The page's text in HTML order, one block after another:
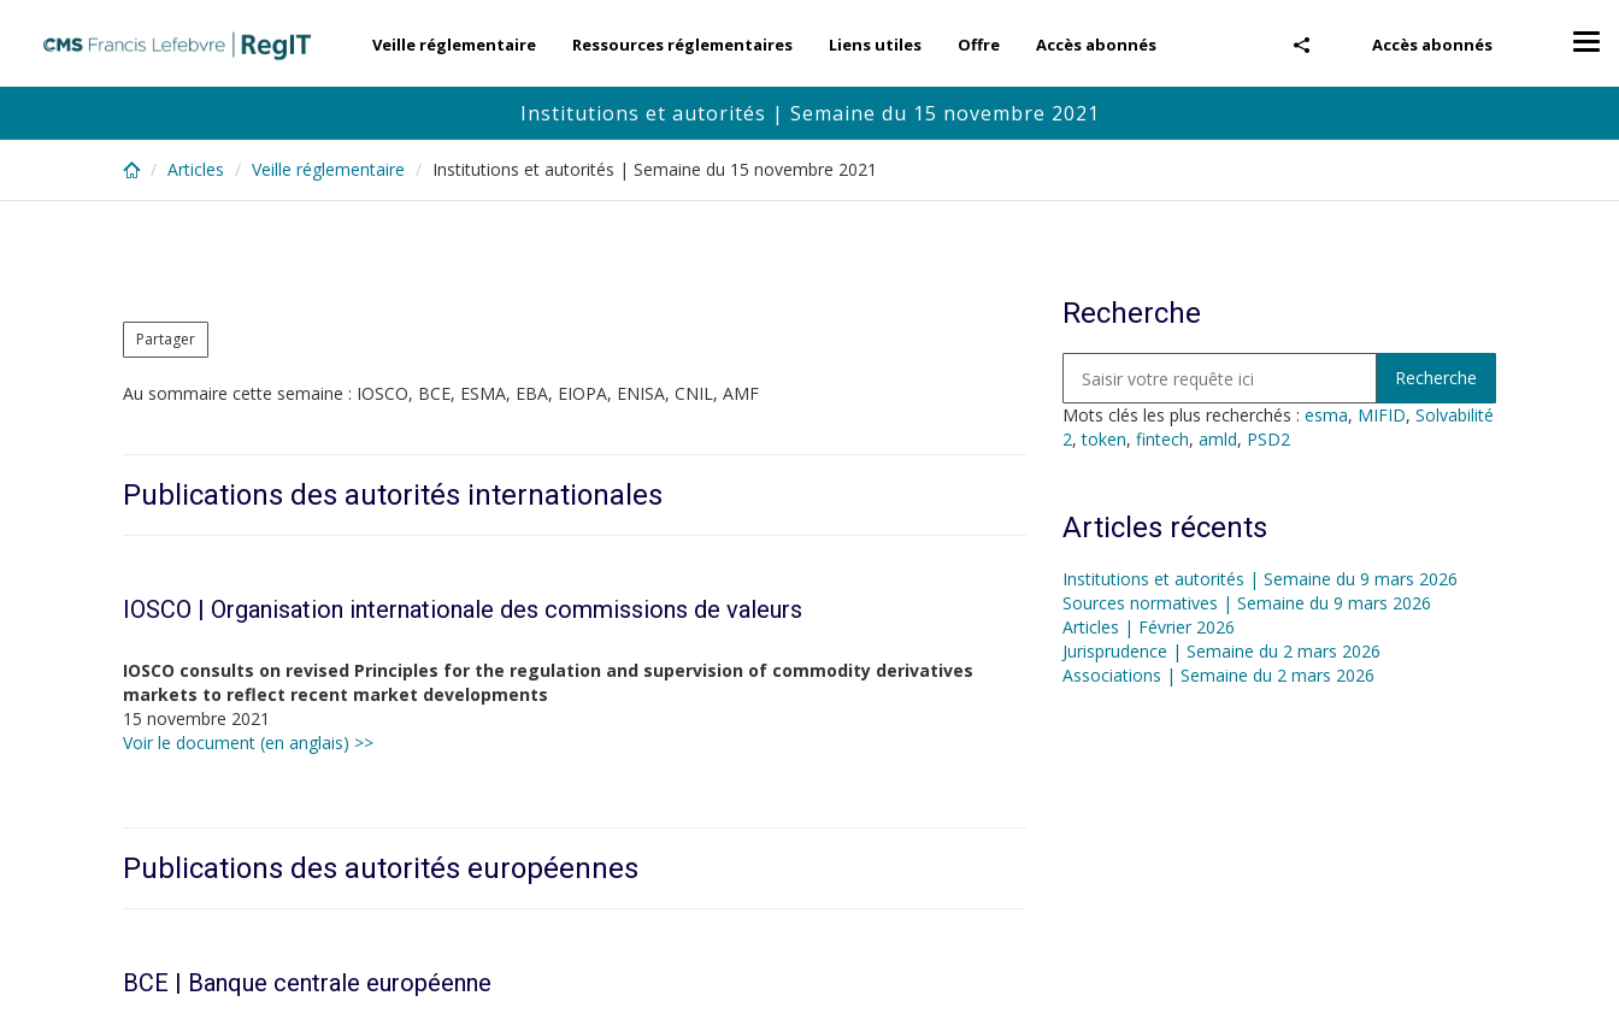
content
Accès abonnés
Veille réglementaire Ressources réglementaires Liens utiles Offre Accès abonnés
Institutions et autorités | Semaine du 15 novembre 2021
Articles Veille réglementaire Institutions et autorités | Semaine du 15 novembre 2021
Partager
Au sommaire cette semaine : IOSCO, BCE, ESMA, EBA, EIOPA, ENISA, CNIL, AMF
Publications des autorités internationales
IOSCO | Organisation internationale des commissions de valeurs
IOSCO consults on revised Principles for the regulation and supervision of commodity derivatives
markets to reflect recent market developments
15 novembre 2021
Voir le document (en anglais) >>
Publications des autorités européennes
BCE | Banque centrale européenne
Recherche
Mots clés les plus recherchés : esma, MIFID, Solvabilité
2,token, fintech, amld, PSD2
Articles récents
Institutions et autorités | Semaine du 9 mars 2026
Sources normatives | Semaine du 9 mars 2026
Articles | Février 2026
Jurisprudence | Semaine du 2 mars 2026
Associations | Semaine du 2 mars 2026